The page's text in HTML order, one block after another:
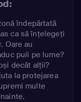
îndepărtată
ca să înțelegeți
Oare au
puii pe lume?
decât alții?
la protejarea
multe